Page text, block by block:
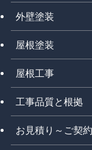
外壁塗装
屋根塗装
屋根工事
工事品質と根拠
お見積り～ご契